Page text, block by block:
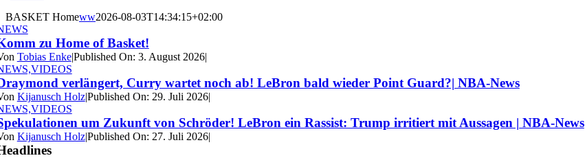
BASKET Homeww2026-08-03T14:34:15+02:00
zu Home of Basket!
Tobias Enke|Published On: 3. August 2026|
verlängert, Curry wartet noch ab! LeBron bald wieder Point Guard?| NBA-News
Kijanusch Holz|Published On: 29. Juli 2026|
um Zukunft von Schröder! LeBron ein Rassist: Trump irritiert mit Aussagen | NBA-News
Kijanusch Holz|Published On: 27. Juli 2026|